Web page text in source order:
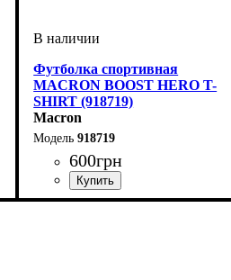
Футболка спортивная
MACRON BOOST HERO T-
SHIRT (918719)
Macron
918719
600грн
Пол: Детское, Унисекс, Мужской
Производитель: Macron
Цвет: Серый